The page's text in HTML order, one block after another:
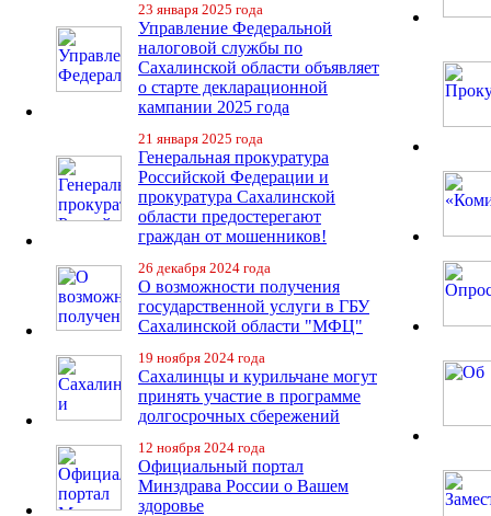
23 января 2025 года
Управление Федеральной
налоговой службы по
Сахалинской области объявляет
о старте декларационной
кампании 2025 года
21 января 2025 года
Генеральная прокуратура
Российской Федерации и
прокуратура Сахалинской
области предостерегают
граждан от мошенников!
26 декабря 2024 года
О возможности получения
государственной услуги в ГБУ
Сахалинской области "МФЦ"
19 ноября 2024 года
Сахалинцы и курильчане могут
принять участие в программе
долгосрочных сбережений
12 ноября 2024 года
Официальный портал
Минздрава России о Вашем
здоровье